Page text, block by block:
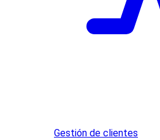
Gestión de clientes